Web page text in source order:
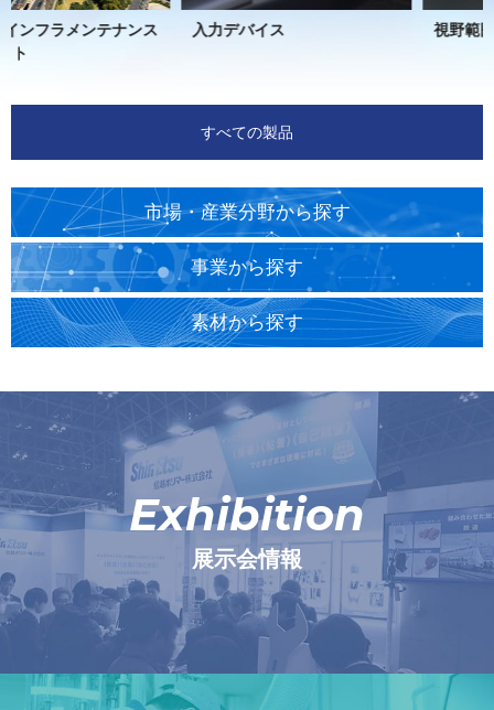
入力デバイス 視野範囲／光路制御フィルム
すべての製品
市場・産業分野から探す
事業から探す
素材から探す
Exhibition
展示会情報